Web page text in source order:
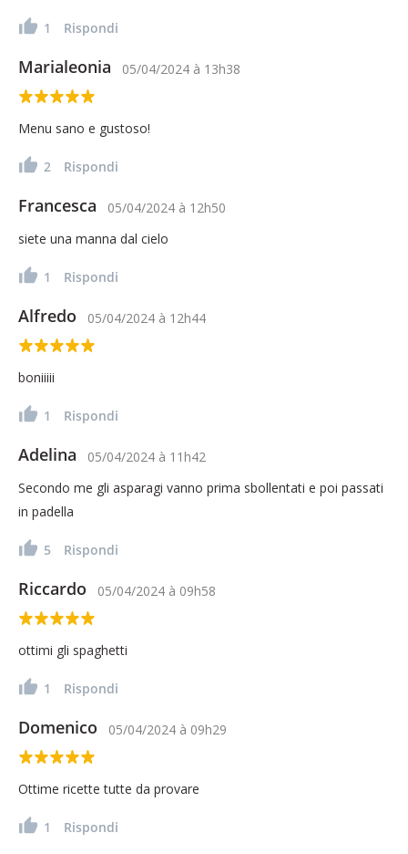
1 Rispondi
Marialeonia 05/04/2024 à 13h38
Menu sano e gustoso!
2 Rispondi
Francesca 05/04/2024 à 12h50
siete una manna dal cielo
1 Rispondi
Alfredo 05/04/2024 à 12h44
boniiiii
1 Rispondi
Adelina 05/04/2024 à 11h42
Secondo me gli asparagi vanno prima sbollentati e poi passati
in padella
5 Rispondi
Riccardo 05/04/2024 à 09h58
ottimi gli spaghetti
1 Rispondi
Domenico 05/04/2024 à 09h29
Ottime ricette tutte da provare
1 Rispondi